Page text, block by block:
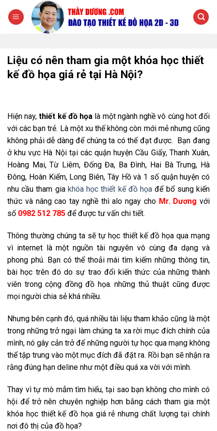
đến
Liệu có nên tham gia một khóa học thiết
kế đồ họa giá rẻ tại Hà Nội?
Hiện nay,thiết kế đồ họa là một ngành nghề vô cùng hot đối
với các bạn trẻ. Là một xu thế không còn mới mẻ nhưng cũng
không phải dễ dàng để chúng ta có thể đạt được. Bạn đang
ở khu vực Hà Nội tại các quận huyện Cầu Giấy, Thanh Xuân,
Hoàng Mai, Từ Liêm, Đống Đa, Ba Đình, Hai Bà Trưng, Hà
Đông, Hoàn Kiếm, Long Biên, Tây Hồ và 1 số quận huyện có
nhu cầu tham gia khóa học thiết kế đồ họa để bổ sung kiến
thức và nâng cao tay nghề thì alo ngay cho Mr. Dương với
số 0982 512 785 để được tư vấn chi tiết.
Thông thường chúng ta sẽ tự học thiết kế đồ họa qua mạng
vì internet là một nguồn tài nguyên vô cùng đa dạng và
phong phú. Bạn có thể thoải mái tìm kiếm những thông tin,
bài học trên đó do sự trao đổi kiến thức của những thành
viên trong cộng đồng đồ họa. những thủ thuật cũng được
mọi người chia sẻ khá nhiều.
Nhưng bên cạnh đó, quá nhiều tài liệu tham khảo cũng là một
trong những trở ngại làm chúng ta xa rời mục đích chính của
mình, nó gây cản trở để những người tự học qua mạng không
thể tập trung vào một mục đích đã đặt ra. Rồi bạn sẽ nhận ra
rằng đúng hạn deline như một điều quá xa vời với mình.
Thay vì tự mò mẫm tìm hiểu, tại sao bạn không cho mình có
hội để trở nên chuyên nghiệp hơn bằng cách tham gia một
khóa học thiết kế đồ họa giá rẻ nhưng chất lượng tại chính
nơi đô thị của đồ họa?